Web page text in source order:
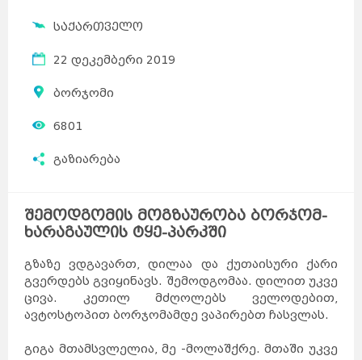
საქართველო
22 დეკემბერი 2019
ბორჯომი
6801
გაზიარება
შემოდგომის მოგზაურობა ბორჯომ-
ხარაგაულის ტყე-პარკში
გზაზე ვდგავართ, დილაა და ქუთაისური ქარი
გვერდებს გვიყინავს. შემოდგომაა. დილით უკვე
ცივა. კეთილ მძღოლებს ველოდებით,
ავტოსტოპით ბორჯომამდე ვაპირებთ ჩასვლას.
გიგა მთამსვლელია, მე -მოლაშქრე. მთაში უკვე